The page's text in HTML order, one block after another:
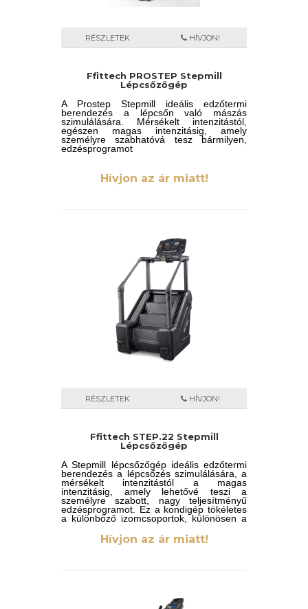
RÉSZLETEK HÍVJON!
Ffittech PROSTEP Stepmill
Lépcsőzőgép
A Prostep Stepmill ideális edzőtermi
berendezés a lépcsőn való mászás
szimulálására. Mérsékelt intenzitástól,
egészen magas intenzitásig, amely
személyre szabhatóvá tesz bármilyen,
edzésprogramot
Hívjon az ár miatt!
RÉSZLETEK HÍVJON!
Ffittech STEP.22 Stepmill
Lépcsőzőgép
A Stepmill lépcsőzőgép ideális edzőtermi
berendezés a lépcsőzés szimulálására, a
mérsékelt intenzitástól a magas
intenzitásig, amely lehetővé teszi a
személyre szabott, nagy teljesítményű
edzésprogramot. Ez a kondigép tökéletes
a különböző izomcsoportok, különösen a
farizmok és az alsótest stimulálására
számos edzési lehetőséggel, például
mászó- és visszarúgó gyakorlatokkal.
Hívjon az ár miatt!